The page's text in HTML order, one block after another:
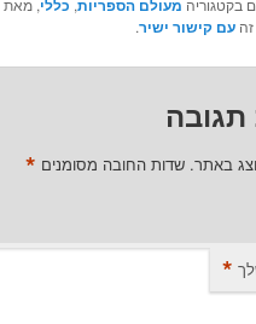
עם קישור ישיר.
באתר. שדות החובה מסומנים *
*